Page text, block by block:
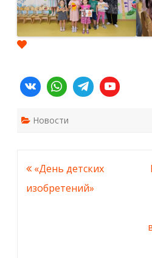
Новости
Навигация
по
«День детских
изобретений»